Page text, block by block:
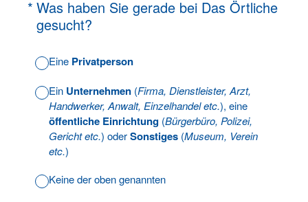
* Was haben Sie gerade bei Das Örtliche
gesucht?
(Erforderlich.)
Eine Privatperson
Ein Unternehmen (Firma, Dienstleister, Arzt,
Handwerker, Anwalt, Einzelhandel etc.), eine
öffentliche Einrichtung (Bürgerbüro, Polizei,
Gericht etc.) oderSonstiges (Museum, Verein
etc.)
Keine der oben genannten